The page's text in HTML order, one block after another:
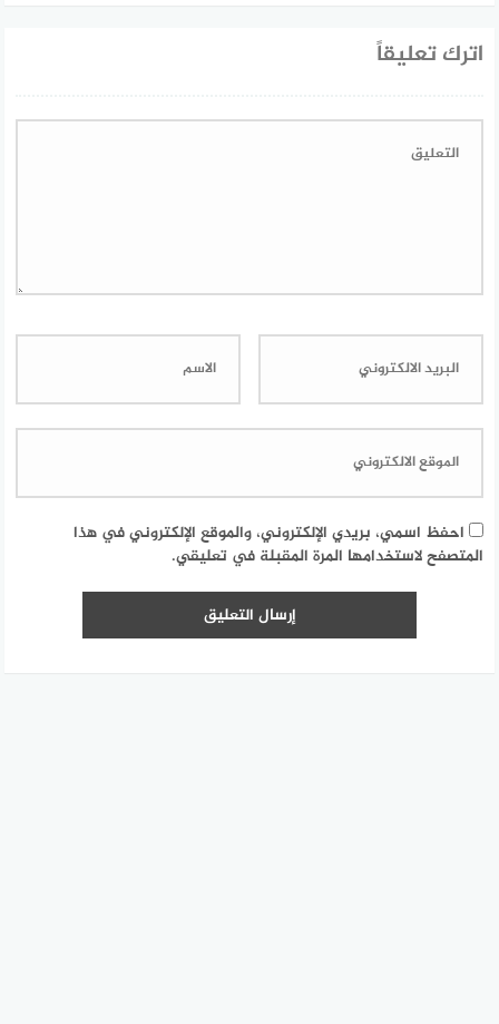
اترك تعليقاً
احفظ اسمي، بريدي الإلكتروني، والموقع الإلكتروني في هذا
المتصفح لاستخدامها المرة المقبلة في تعليقي.